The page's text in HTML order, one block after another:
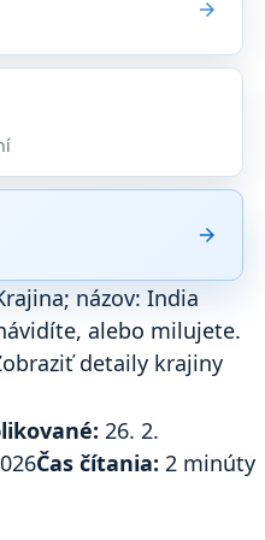
arrow_forward
arrow_forward
alebo milujete.
detaily krajiny
26. 2.
Čas čítania: 2 minúty